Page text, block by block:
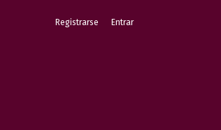
Registrarse Entrar